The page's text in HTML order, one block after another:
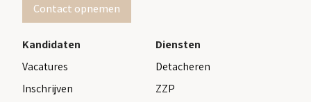
Contact opnemen
Kandidaten
Vacatures
Inschrijven
Diensten
Detacheren
ZZP